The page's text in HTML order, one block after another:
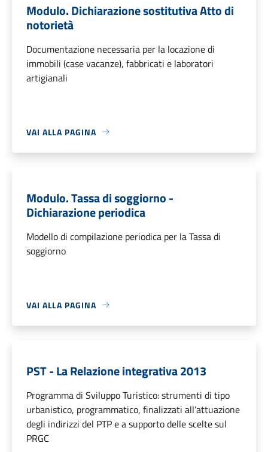
Modulo. Dichiarazione sostitutiva Atto di
notorietà
Documentazione necessaria per la locazione di
immobili (case vacanze), fabbricati e laboratori
artigianali
VAI ALLA PAGINA
Modulo. Tassa di soggiorno -
Dichiarazione periodica
Modello di compilazione periodica per la Tassa di
soggiorno
VAI ALLA PAGINA
PST - La Relazione integrativa 2013
Programma di Sviluppo Turistico: strumenti di tipo
urbanistico, programmatico, finalizzati all’attuazione
degli indirizzi del PTP e a supporto delle scelte sul
PRGC